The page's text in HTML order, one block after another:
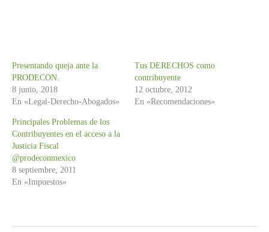
Presentando queja ante la
PRODECON.
8 junio, 2018
En «Legal-Derecho-Abogados»
Tus DERECHOS como
contribuyente
12 octubre, 2012
En «Recomendaciones»
Principales Problemas de los
Contribuyentes en el acceso a la
Justicia Fiscal
@prodeconmexico
8 septiembre, 2011
En «Impuestos»